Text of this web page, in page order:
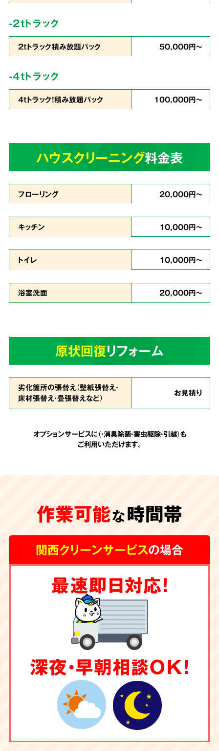
私たちは片づけで出たゴミの処分から、不用品
の買取りまでをワンストップで行っています。
業界最安値を目指したサービスでお客様満足度
4
あらゆる状況に
スピーディーに対応
どんな現場
でも対応
のが難しいという状態でも作業致します。
まで積み上げられたゴミも、虫の湧いたゴミも
追加費用は一切なし
一切なし
関西クリーンサービスの会計は非常にシンプル
です。お見積りの際に、わかりやすい内訳で提
示させて頂く料金が全てです。お客様の承諾の
ない勝手な追加費用は一切頂きません。
除菌・消臭・ハウス
クリーニングもお任せ
害虫駆除
-2tトラック
2tトラック積み放題パック 50,000円～
-4tトラック
4tトラック！積み放題パック 100,000円～
ハウスクリーニング料金表
フローリング 20,000円～
キッチン 10,000円～
トイレ 10,000円～
浴室洗面 20,000円～
原状回復リフォーム
劣化箇所の張替え（壁紙張替え・
床材張替え・畳張替えなど）
お見積り
オプションサービスに（・消臭除菌・害虫駆除・引越）も
ご利用いただけます。
作業可能な時間帯
関西クリーンサービスの場合
最速即日対応！
深夜・早朝相談OK！